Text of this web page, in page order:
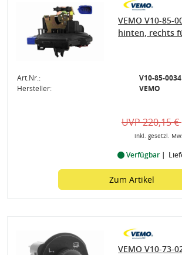
VEMO V10-85-
hinten, rechts
Art.Nr.:
V10-85-0034
Hersteller:
VEMO
UVP 220,15 €
inkl. gesetzl.
Verfügbar
Zum Artikel
VEMO V10-73-